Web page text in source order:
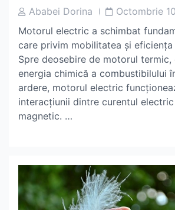
PostAbabei Dorina
PostOctombrie
Motorul electric a schimbat
care privim mobilitatea și eficiența
Spre deosebire de motorul termic,
energia chimică a combustibilului
ardere, motorul electric
interacțiunii dintre curentul
magnetic. …